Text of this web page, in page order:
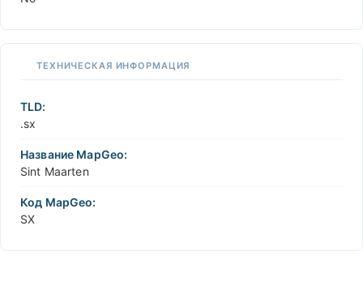
ТЕХНИЧЕСКАЯ ИНФОРМАЦИЯ
TLD:
.sx
Название MapGeo:
Sint Maarten
Код MapGeo:
SX